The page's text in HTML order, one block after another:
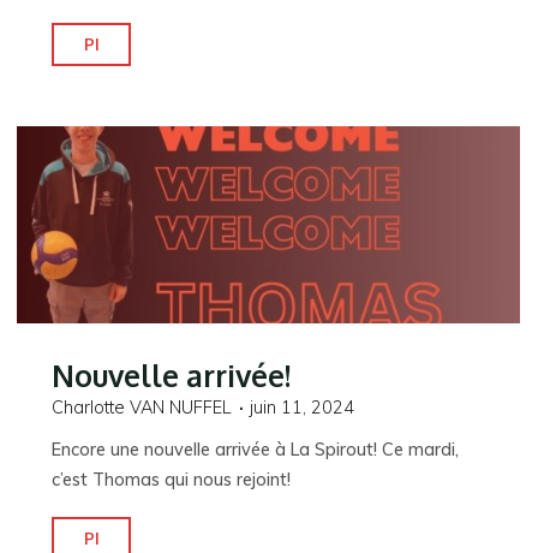
Pl
Laure!"
Nouvelle arrivée!
Charlotte VAN NUFFEL
juin 11, 2024
Encore une nouvelle arrivée à La Spirout! Ce mardi,
c’est Thomas qui nous rejoint!
Pl